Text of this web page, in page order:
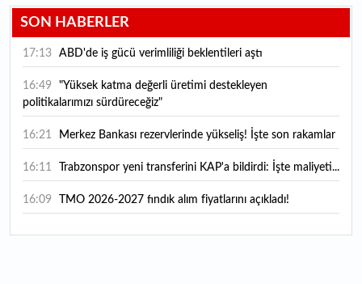
SON HABERLER
17:13 ABD'de iş gücü verimliliği beklentileri aştı
16:49
politikalarımızı sürdüreceğiz"
16:21 Merkez Bankası rezervlerinde yükseliş! İşte son rakamlar
16:11 Trabzonspor yeni transferini KAP'a bildirdi: İşte maliyeti...
16:09 TMO 2026-2027 fındık alım fiyatlarını açıkladı!